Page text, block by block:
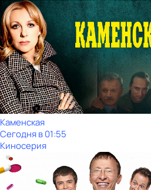
Каменская
Сегодня в 01:55
Киносерия